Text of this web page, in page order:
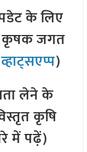
के लिए
कृषक जगत
व्हाट्सएप्प)
लेने के
कृषि
में पढ़ें)